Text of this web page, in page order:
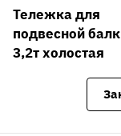
Тележка для
подвесной
3,2т холостая